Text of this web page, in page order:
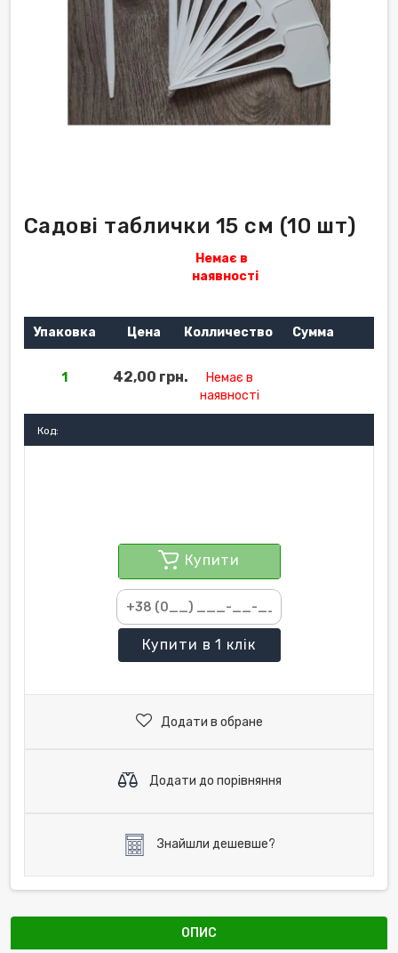
Садові таблички 15 см (10 шт)
Немає в
наявності
Упаковка Цена Колличество Сумма
1 42,00 грн.
Немає в
наявності
Код:
Купити
Купити в 1 клік
Додати в обране
Додати до порівняння
Знайшли дешевше?
ОПИС